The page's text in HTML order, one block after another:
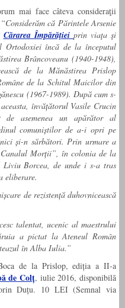
mai face câteva consideraţii
“Considerăm că Părintele Arsenie
Cărarea Împărăţiei prin viaţa şi
încă de la începutul
Brâncoveanu (1940-1948),
de la Mănăstirea Prislop
de la Schitul Maicilor din
(1967-1989). După cum s-
învățătorul Vasile Crucin
asemenea un apărător al
comuniștilor de a-i opri pe
și-n sărbători. Prin urmare a
Morții”, în colonia de la
Borcea, de unde i s-a tras
eliberare.
de rezistență duhovnicească
talentat, ucenic al maestrului
a pictat la Ateneul Român
în Alba Iulia.”
de la Prislop, ediția a II-a
de Colț, iulie 2016, disponibilă
Duțu. 10 LEI (Semnal via